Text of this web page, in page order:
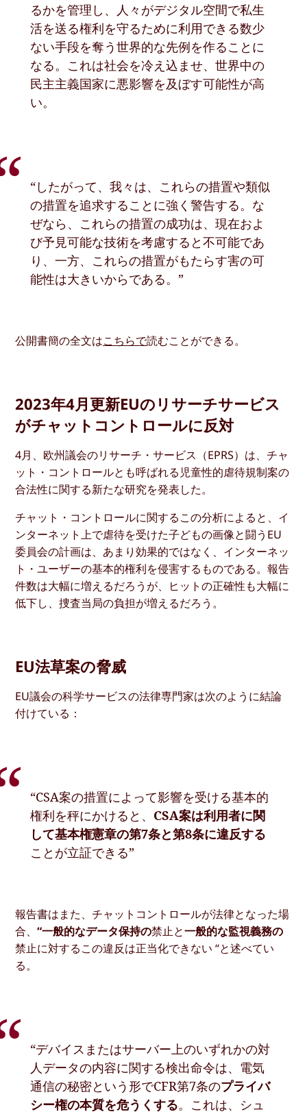
るかを管理し、人々がデジタル空間で私生
活を送る権利を守るために利用できる数少
ない手段を奪う世界的な先例を作ることに
なる。これは社会を冷え込ませ、世界中の
民主主義国家に悪影響を及ぼす可能性が高
い。
“したがって、我々は、これらの措置や類似
の措置を追求することに強く警告する。な
ぜなら、これらの措置の成功は、現在およ
び予見可能な技術を考慮すると不可能であ
り、一方、これらの措置がもたらす害の可
能性は大きいからである。”
公開書簡の全文はこちらで読むことができる。
2023年4月更新EUのリサーチサービス
がチャットコントロールに反対
4月、欧州議会のリサーチ・サービス（EPRS）は、チャ
ット・コントロールとも呼ばれる児童性的虐待規制案の
合法性に関する新たな研究を発表した。
チャット・コントロールに関するこの分析によると、イ
ンターネット上で虐待を受けた子どもの画像と闘うEU
委員会の計画は、あまり効果的ではなく、インターネッ
ト・ユーザーの基本的権利を侵害するものである。報告
件数は大幅に増えるだろうが、ヒットの正確性も大幅に
低下し、捜査当局の負担が増えるだろう。
EU法草案の脅威
EU議会の科学サービスの法律専門家は次のように結論
付けている：
“CSA案の措置によって影響を受ける基本的
権利を秤にかけると、 CSA案は利用者に関
して基本権憲章の第7条と第8条に違反する
ことが立証できる”
報告書はまた、チャットコントロールが法律となった場
合、“一般的なデータ保持の禁止と一般的な監視義務の
禁止に対するこの違反は正当化できない “と述べてい
る。
“デバイスまたはサーバー上のいずれかの対
人データの内容に関する検出命令は、電気
通信の秘密という形でCFR第7条のプライバ
シー権の本質を危うくする。これは、シュ